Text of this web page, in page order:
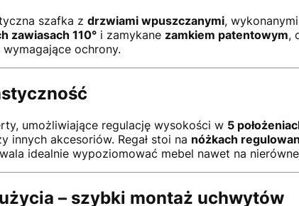
szafka z drzwiami wpuszczanymi,
zawiasach 110°i zamykane zamkiem patentowym,
ochrony.
umożliwiające regulację wysokości w 5
innych akcesoriów. Regał stoi na nóżkach
idealnie wypoziomować mebel nawet na
– szybki montaż uchwytów